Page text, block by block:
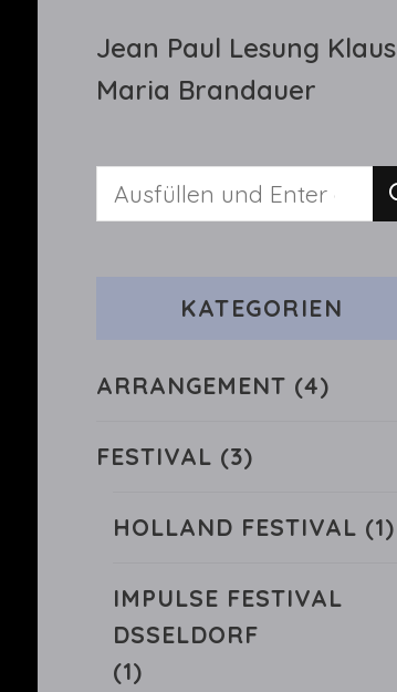
Jean Paul Lesung Klaus
Maria Brandauer
Suchst
KATEGORIEN
ARRANGEMENT (4)
FESTIVAL (3)
HOLLAND FESTIVAL (1)
IMPULSE FESTIVAL
DSSELDORF
(1)